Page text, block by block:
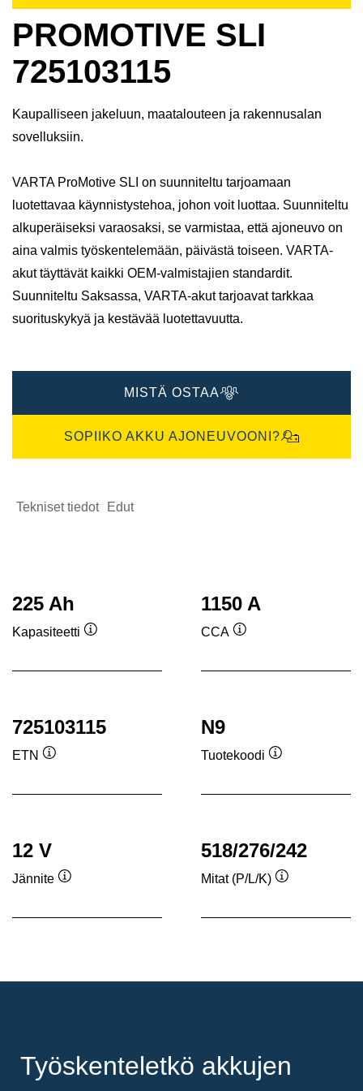
PROMOTIVE SLI
725103115
Kaupalliseen jakeluun, maatalouteen ja rakennusalan
sovelluksiin.
VARTA ProMotive SLI on suunniteltu tarjoamaan
luotettavaa käynnistystehoa, johon voit luottaa. Suunniteltu
alkuperäiseksi varaosaksi, se varmistaa, että ajoneuvo on
aina valmis työskentelemään, päivästä toiseen. VARTA-
akut täyttävät kaikki OEM-valmistajien standardit.
Suunniteltu Saksassa, VARTA-akut tarjoavat tarkkaa
suorituskykyä ja kestävää luotettavuutta.
MISTÄ OSTAA
SOPIIKO AKKU AJONEUVOONI?
Tekniset tiedot Edut
225 Ah
Kapasiteetti
1150 A
CCA
725103115
ETN
N9
Tuotekoodi
12 V
Jännite
518/276/242
Mitat (P/L/K)
Työskenteletkö akkujen